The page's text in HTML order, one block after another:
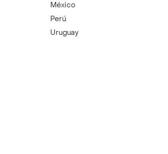
México
Perú
Uruguay